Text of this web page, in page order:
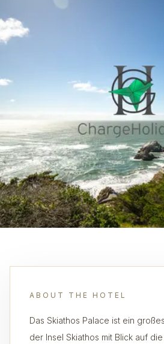
ABOUT THE HOTEL
Das Skiathos Palace ist ein
der Insel Skiathos mit Blick auf